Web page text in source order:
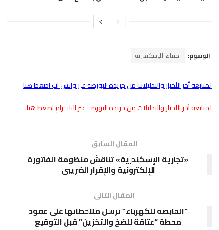
الوسوم: ميناء الإسكندرية
لمتابعة أخر الأخبار والتحليلات من جريدة البورصة عبر واتس اب اضغط هنا
لمتابعة أخر الأخبار والتحليلات من جريدة البورصة عبر التليجرام اضغط هنا
المقال السابق
«تجارية الإسكندرية» تناقش منظومة الفاتورة
الإلكترونية والإقرار الضريبى
المقال التالى
“القابضة للكهرباء” ترسل ملاحظاتها على عقود
محطة “عتاقة للضخ والتخزين” قبل التوقيع